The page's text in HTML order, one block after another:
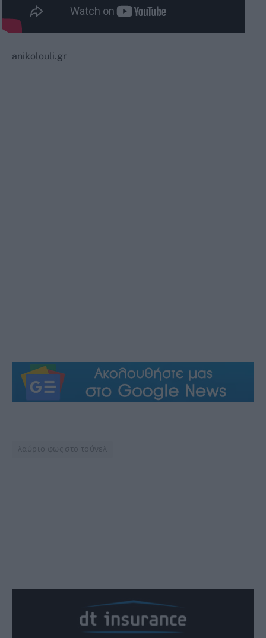
anikolouli.gr
λαύριο φως στο τούνελ